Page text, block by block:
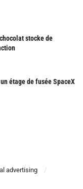
stocke de
étage de fusée SpaceX
advertising